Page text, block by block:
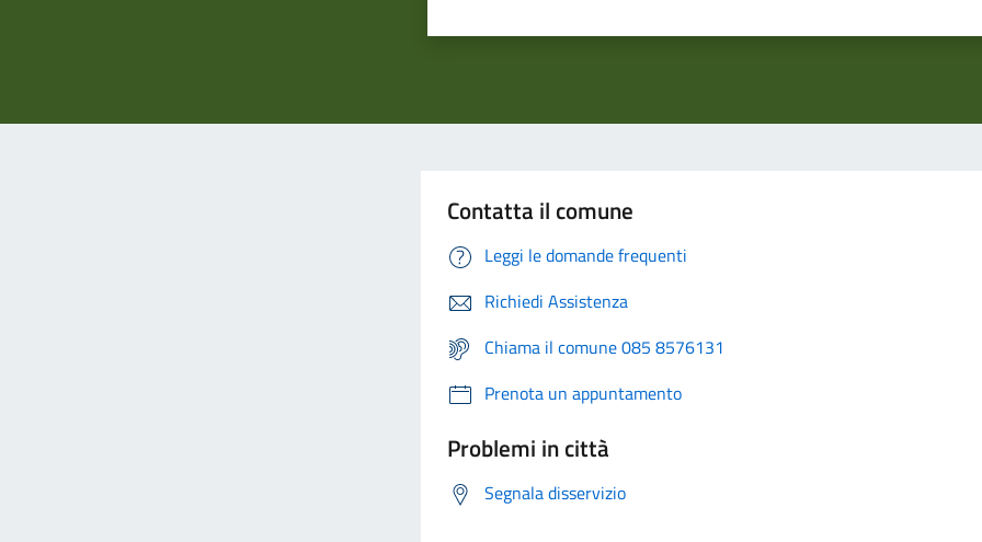
Contatta il comune
Leggi le domande frequenti
Richiedi Assistenza
Chiama il comune 085 8576131
Prenota un appuntamento
Problemi in città
Segnala disservizio